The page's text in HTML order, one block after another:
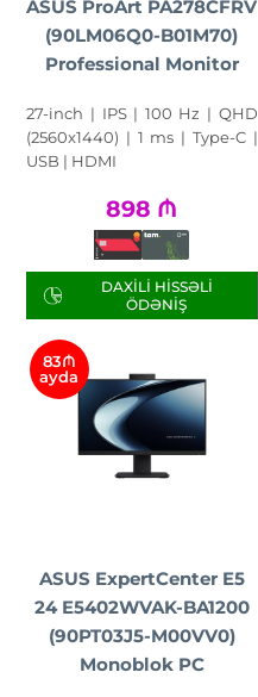
ASUS ProArt PA278CFRV
(90LM06Q0-B01M70)
Professional Monitor
27-inch | IPS | 100 Hz | QHD
(2560x1440) | 1 ms | Type-C |
USB | HDMI
898 ₼
DAXILI HISSƏLI
ÖDƏNIŞ
83₼
ayda
ASUS ExpertCenter E5
24 E5402WVAK-BA1200
(90PT03J5-M00VV0)
Monoblok PC